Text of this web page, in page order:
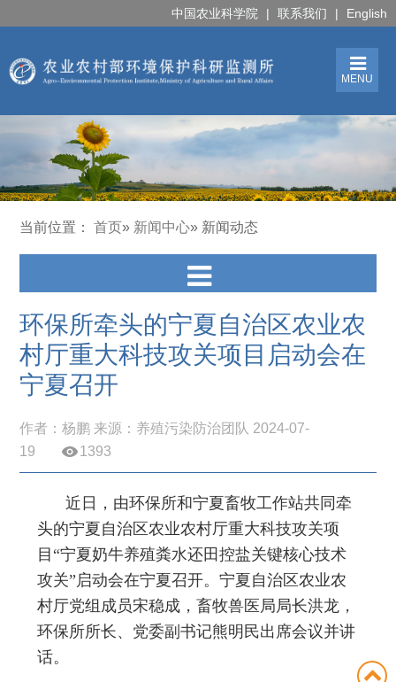
中国农业科学院 | 联系我们 | English
MENU
当前位置：首页» 新闻中心» 新闻动态
环保所牵头的宁夏自治区农业农
村厅重大科技攻关项目启动会在
宁夏召开
作者：杨鹏 来源：养殖污染防治团队 2024-07-
19
1393
近日，由环保所和宁夏畜牧工作站共同牵
头的宁夏自治区农业农村厅重大科技攻关项
目“宁夏奶牛养殖粪水还田控盐关键核心技术
攻关”启动会在宁夏召开。宁夏自治区农业农
村厅党组成员宋稳成，畜牧兽医局局长洪龙，
环保所所长、党委副书记熊明民出席会议并讲
话。